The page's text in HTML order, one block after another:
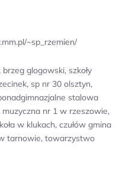
~sp_rzemien/
glogowski, szkoły
sp nr 30 olsztyn,
stalowa
muzyczna nr 1 w rzeszowie,
w klukach, czułów gmina
tarnowie, towarzystwo